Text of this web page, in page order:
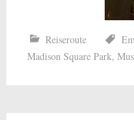
Reiseroute
Madison Square Park,